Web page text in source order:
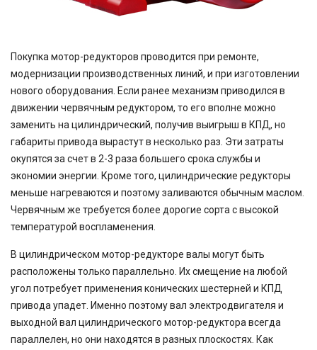
Покупка мотор-редукторов проводится при ремонте,
модернизации производственных линий, и при изготовлении
нового оборудования. Если ранее механизм приводился в
движении червячным редуктором, то его вполне можно
заменить на цилиндрический, получив выигрыш в КПД, но
габариты привода вырастут в несколько раз. Эти затраты
окупятся за счет в 2-3 раза большего срока службы и
экономии энергии. Кроме того, цилиндрические редукторы
меньше нагреваются и поэтому заливаются обычным маслом.
Червячным же требуется более дорогие сорта с высокой
температурой воспламенения.
В цилиндрическом мотор-редукторе валы могут быть
расположены только параллельно. Их смещение на любой
угол потребует применения конических шестерней и КПД
привода упадет. Именно поэтому вал электродвигателя и
выходной вал цилиндрического мотор-редуктора всегда
параллелен, но они находятся в разных плоскостях. Как